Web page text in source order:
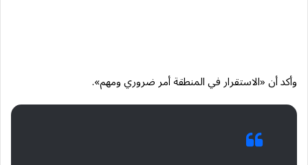
وأكد أن «الاستقرار في المنطقة أمر ضروري ومهم».